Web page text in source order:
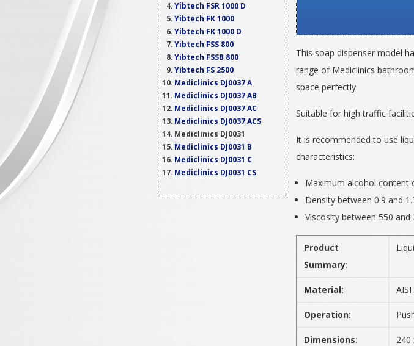
Yibtech FSR 1000 D
Yibtech FK 1000
Yibtech FK 1000 D
Yibtech FSS 800
Yibtech FSSB 800
Yibtech FS 2500
Mediclinics DJ0037 A
Mediclinics DJ0037 AB
Mediclinics DJ0037 AC
Mediclinics DJ0037 ACS
Mediclinics DJ0031
Mediclinics DJ0031 B
Mediclinics DJ0031 C
Mediclinics DJ0031 CS
This soap dispenser model
range of Mediclinics
space perfectly.
Suitable for high traffic
It is recommended to use
characteristics:
Maximum alcohol content
Density between 0.9 and
Viscosity between 550 and
Product
Summary:
Material:
Operation:
Dimensions: 240